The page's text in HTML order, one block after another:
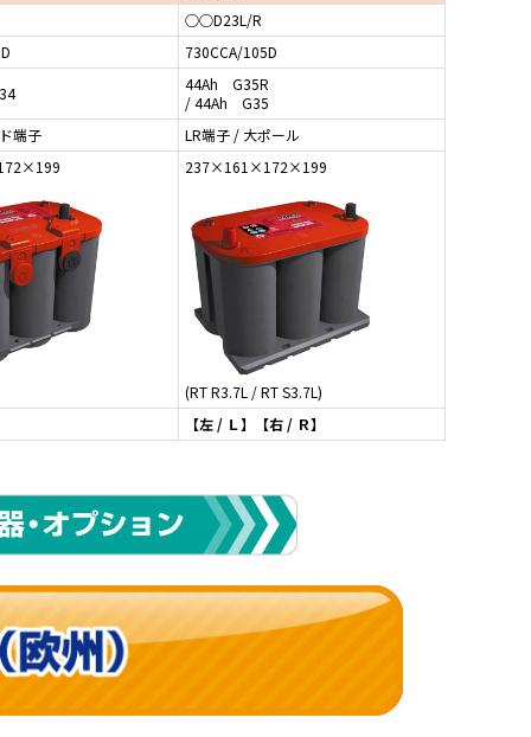
○○D23L/R
730CCA/105D
44Ah G35R
/ 44Ah G35
端子
LR端子 / 大ポール
237×161×172×199
(RT R3.7L / RT S3.7L)
【左 / Ｌ】【右 / Ｒ】